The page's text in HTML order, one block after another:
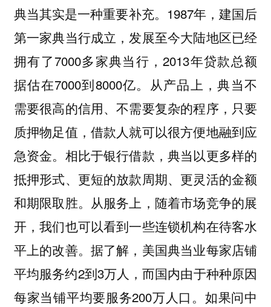
典当其实是一种重要补充。1987年，建国后
第一家典当行成立，发展至今大陆地区已经
拥有了7000多家典当行，2013年贷款总额
据估在7000到8000亿。从产品上，典当不
需要很高的信用、不需要复杂的程序，只要
质押物足值，借款人就可以很方便地融到应
急资金。相比于银行借款，典当以更多样的
抵押形式、更短的放款周期、更灵活的金额
和期限取胜。从服务上，随着市场竞争的展
开，我们也可以看到一些连锁机构在待客水
平上的改善。据了解，美国典当业每家店铺
平均服务约2到3万人，而国内由于种种原因
每家当铺平均要服务200万人口。如果问中